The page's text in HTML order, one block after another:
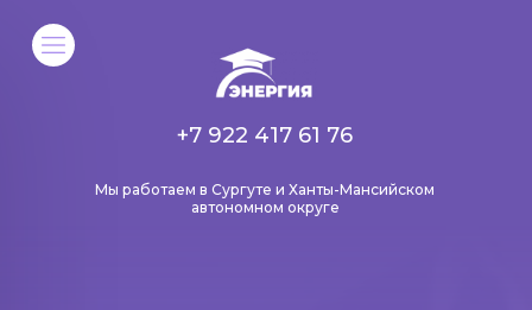
Мы работаем в Сургуте и Ханты-Мансийском
автономном округе
+7 922 417 61 76